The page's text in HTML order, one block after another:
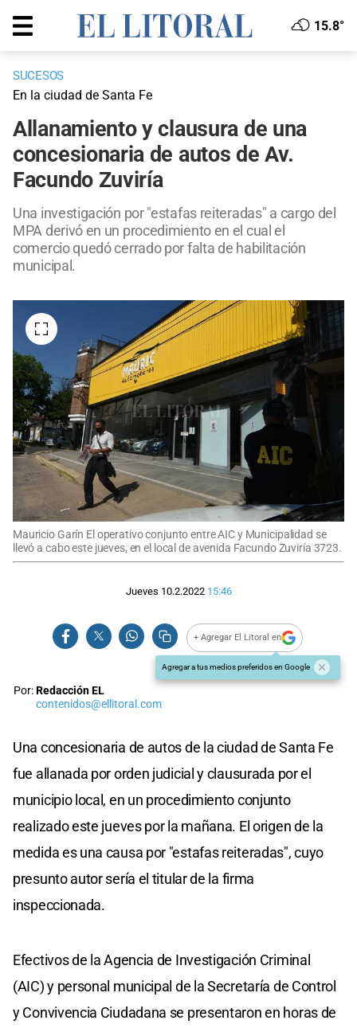
15.8°
SUCESOS
En la ciudad de Santa Fe
Allanamiento y clausura de una
concesionaria de autos de Av.
Facundo Zuviría
Una investigación por "estafas reiteradas" a cargo del
MPA derivó en un procedimiento en el cual el
comercio quedó cerrado por falta de habilitación
municipal.
Mauricio Garín El operativo conjunto entre AIC y Municipalidad se
llevó a cabo este jueves, en el local de avenida Facundo Zuviría 3723.
Jueves 10.2.2022 15:46
+ Agregar El Litoral en
Agregar a tus medios preferidos en Google
Por:Redacción EL
contenidos@ellitoral.com
Una concesionaria de autos de la ciudad de Santa Fe
fue allanada por orden judicial y clausurada por el
municipio local, en un procedimiento conjunto
realizado este jueves por la mañana. El origen de la
medida es una causa por "estafas reiteradas", cuyo
presunto autor sería el titular de la firma
inspeccionada.
Efectivos de la Agencia de Investigación Criminal
(AIC) y personal municipal de la Secretaría de Control
y Convivencia Ciudadana se presentaron en horas de